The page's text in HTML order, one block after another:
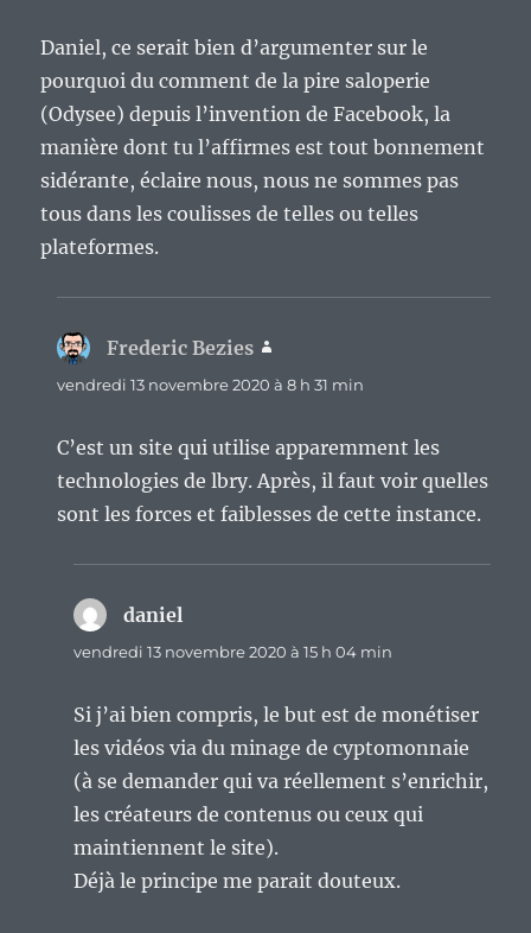
Daniel, ce serait bien d’argumenter sur le
pourquoi du comment de la pire saloperie
(Odysee) depuis l’invention de Facebook, la
manière dont tu l’affirmes est tout bonnement
sidérante, éclaire nous, nous ne sommes pas
tous dans les coulisses de telles ou telles
plateformes.
Frederic Bezies
vendredi 13 novembre 2020 à 8 h 31 min
C’est un site qui utilise apparemment les
technologies de lbry. Après, il faut voir quelles
sont les forces et faiblesses de cette instance.
daniel
vendredi 13 novembre 2020 à 15 h 04 min
Si j’ai bien compris, le but est de monétiser
les vidéos via du minage de cyptomonnaie
(à se demander qui va réellement s’enrichir,
les créateurs de contenus ou ceux qui
maintiennent le site).
Déjà le principe me parait douteux.